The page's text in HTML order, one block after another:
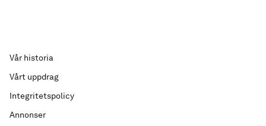
Vår historia
Vårt uppdrag
Integritetspolicy
Annonser